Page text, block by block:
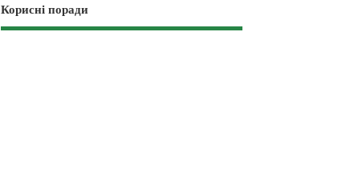
Корисні поради